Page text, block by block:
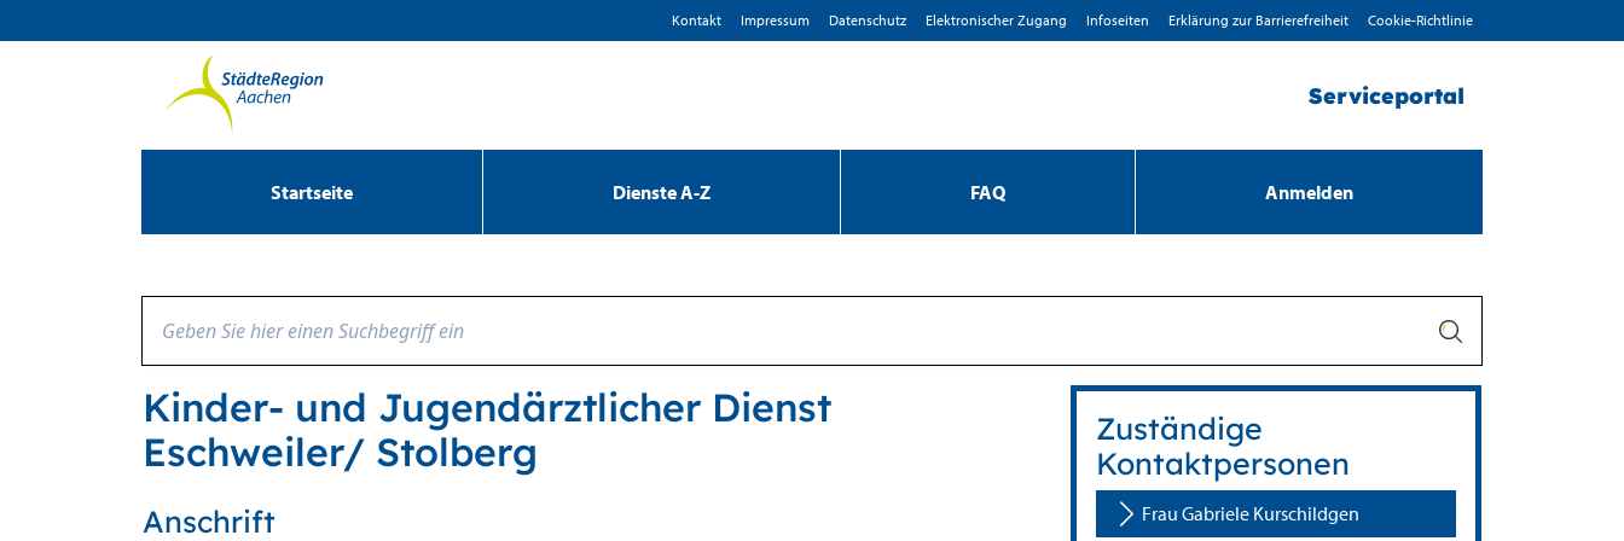
Kontakt Impressum D­atenschutz Elektronischer Zugang Infoseiten Erklärung zur Barrierefreiheit Cookie-Richtlinie
Serviceportal
Startseite Dienste A-Z FAQ Anmelden
Kinder- und Jugendärztlicher Dienst
Eschweiler/ Stolberg
Anschrift
Zuständige
Kontaktpersonen
Frau Gabriele Kurschildgen